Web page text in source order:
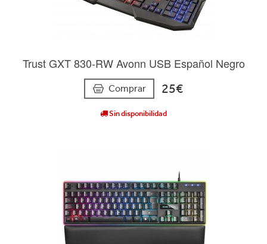
Trust GXT 830-RW Avonn USB Español Negro
Comprar 25€
Sin disponibilidad